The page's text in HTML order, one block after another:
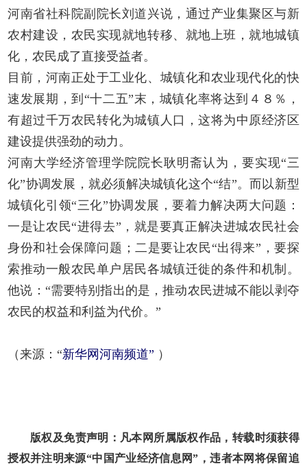
河南省社科院副院长刘道兴说，通过产业集聚区与新
农村建设，农民实现就地转移、就地上班，就地城镇
化，农民成了直接受益者。
目前，河南正处于工业化、城镇化和农业现代化的快
速发展期，到“十二五”末，城镇化率将达到４８％，
有超过千万农民转化为城镇人口，这将为中原经济区
建设提供强劲的动力。
河南大学经济管理学院院长耿明斋认为，要实现“三
化”协调发展，就必须解决城镇化这个“结”。而以新型
城镇化引领“三化”协调发展，要着力解决两大问题：
一是让农民“进得去”，就是要真正解决进城农民社会
身份和社会保障问题；二是要让农民“出得来”，要探
索推动一般农民单户居民各城镇迁徙的条件和机制。
他说：“需要特别指出的是，推动农民进城不能以剥夺
农民的权益和利益为代价。”
（来源：“新华网河南频道” ）
版权及免责声明：凡本网所属版权作品，转载时须获得
授权并注明来源“中国产业经济信息网”，违者本网将保留追